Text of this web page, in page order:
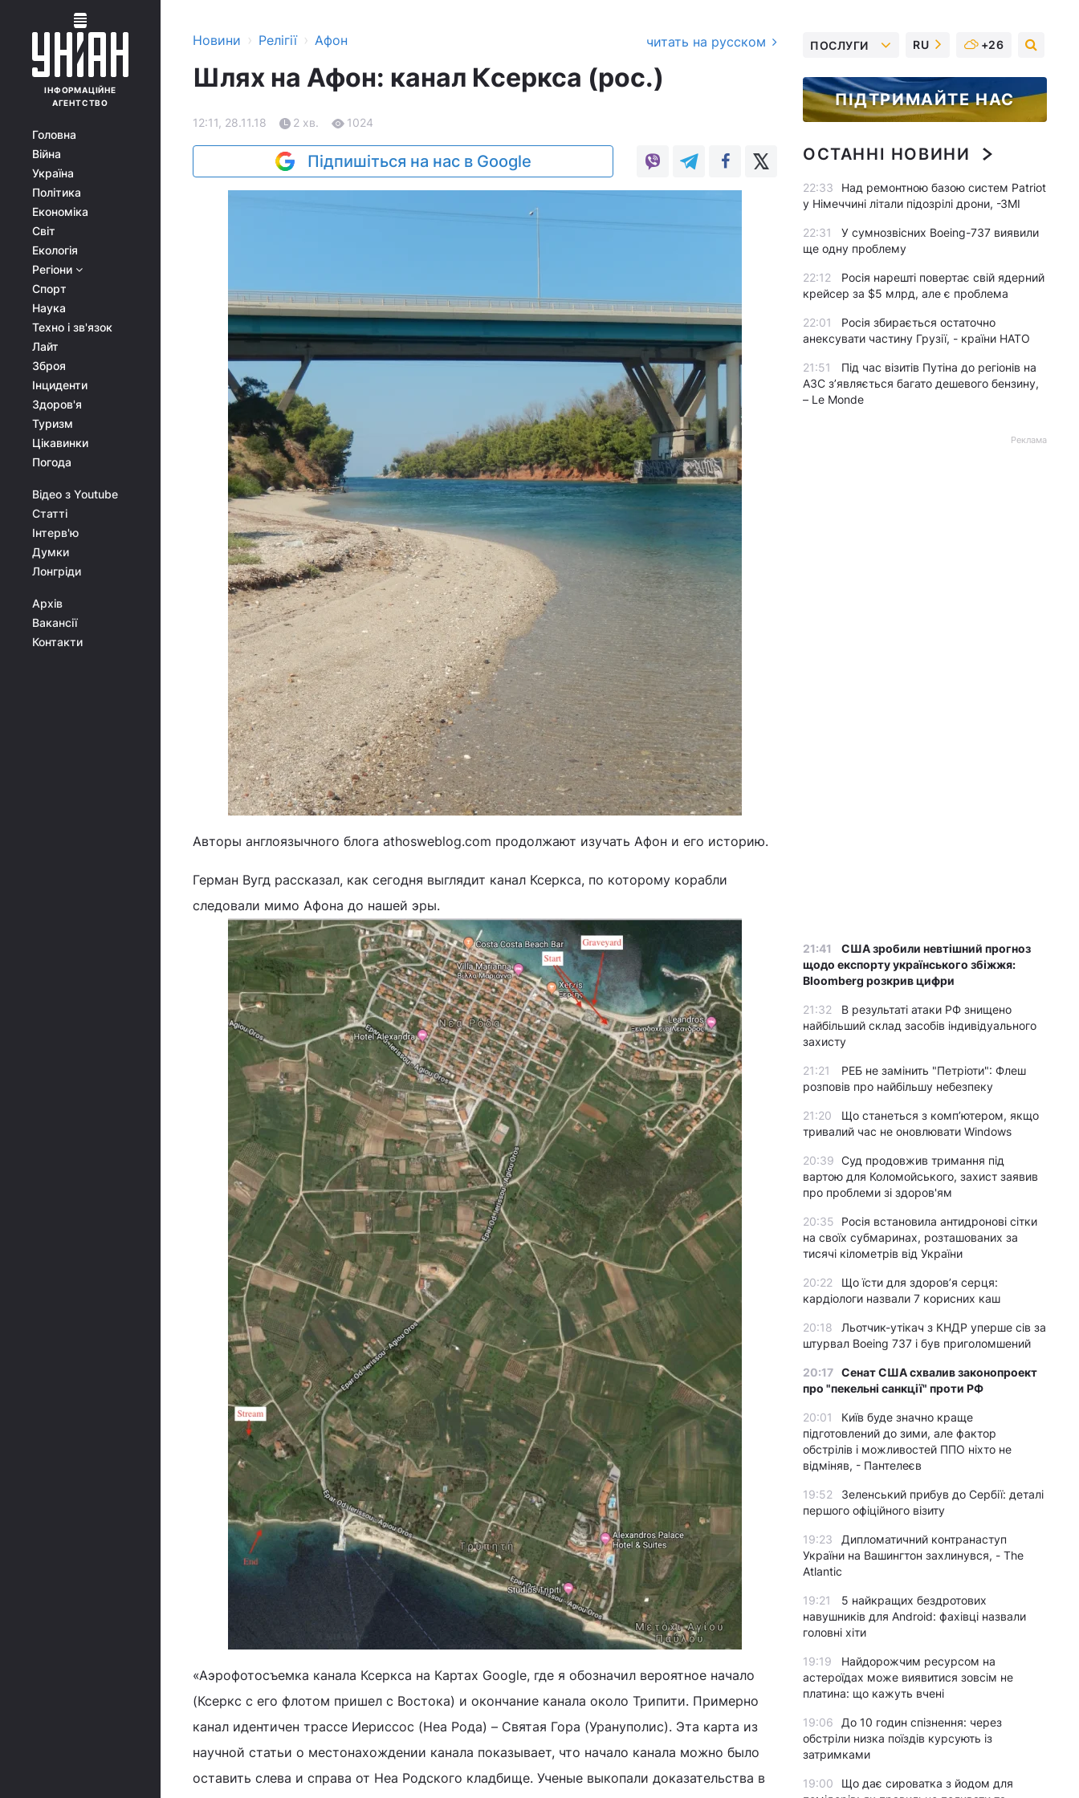
ІНФОРМАЦІЙНЕ
АГЕНТСТВО
Головна
Війна
Україна
Політика
Економіка
Світ
Екологія
Регіони
Спорт
Наука
Техно і зв'язок
Лайт
Зброя
Інциденти
Здоров'я
Туризм
Цікавинки
Погода
Відео з Youtube
Статті
Інтерв'ю
Думки
Лонгріди
Архів
Вакансії
Контакти
Новини › Релігії › Афон читать на русском
Шлях на Афон: канал Ксеркса (рос.)
12:11, 28.11.18 2 хв. 1024
Підпишіться на нас в Google
Авторы англоязычного блога athosweblog.com продолжают изучать Афон и его историю.
Герман Вугд рассказал, как сегодня выглядит канал Ксеркса, по которому корабли
следовали мимо Афона до нашей эры.
«Аэрофотосъемка канала Ксеркса на Картах Google, где я обозначил вероятное начало
(Ксеркс с его флотом пришел с Востока) и окончание канала около Трипити. Примерно
канал идентичен трассе Иериссос (Неа Рода) – Святая Гора (Урануполис). Эта карта из
научной статьи о местонахождении канала показывает, что начало канала можно было
оставить слева и справа от Неа Родского кладбище. Ученые выкопали доказательства в
ПОСЛУГИ RU +26
ПІДТРИМАЙТЕ НАС
ОСТАННІ НОВИНИ
22:33
Над ремонтною базою систем Patriot
у Німеччині літали підозрілі дрони, -ЗМІ
22:31
У сумнозвісних Boeing-737 виявили
ще одну проблему
22:12
Росія нарешті повертає свій ядерний
крейсер за $5 млрд, але є проблема
22:01
Росія збирається остаточно
анексувати частину Грузії, - країни НАТО
21:51
Під час візитів Путіна до регіонів на
АЗС з’являється багато дешевого бензину,
– Le Monde
Реклама
21:41
США зробили невтішний прогноз
щодо експорту українського збіжжя:
Bloomberg розкрив цифри
21:32
В результаті атаки РФ знищено
найбільший склад засобів індивідуального
захисту
21:21
РЕБ не замінить "Петріоти": Флеш
розповів про найбільшу небезпеку
21:20
Що станеться з комп’ютером, якщо
тривалий час не оновлювати Windows
20:39 Суд продовжив тримання під
вартою для Коломойського, захист заявив
про проблеми зі здоров'ям
20:35
Росія встановила антидронові сітки
на своїх субмаринах, розташованих за
тисячі кілометрів від України
20:22
Що їсти для здоров’я серця:
кардіологи назвали 7 корисних каш
20:18
Льотчик-утікач з КНДР уперше сів за
штурвал Boeing 737 і був приголомшений
20:17 Сенат США схвалив законопроект
про "пекельні санкції" проти РФ
20:01
Київ буде значно краще
підготовлений до зими, але фактор
обстрілів і можливостей ППО ніхто не
відміняв, - Пантелеєв
19:52
Зеленський прибув до Сербії: деталі
першого офіційного візиту
19:23
Дипломатичний контранаступ
України на Вашингтон захлинувся, - The
Atlantic
19:21
5 найкращих бездротових
навушників для Android: фахівці назвали
головні хіти
19:19
Найдорожчим ресурсом на
астероїдах може виявитися зовсім не
платина: що кажуть вчені
19:06
До 10 годин спізнення: через
обстріли низка поїздів курсують із
затримками
19:00
Що дає сироватка з йодом для